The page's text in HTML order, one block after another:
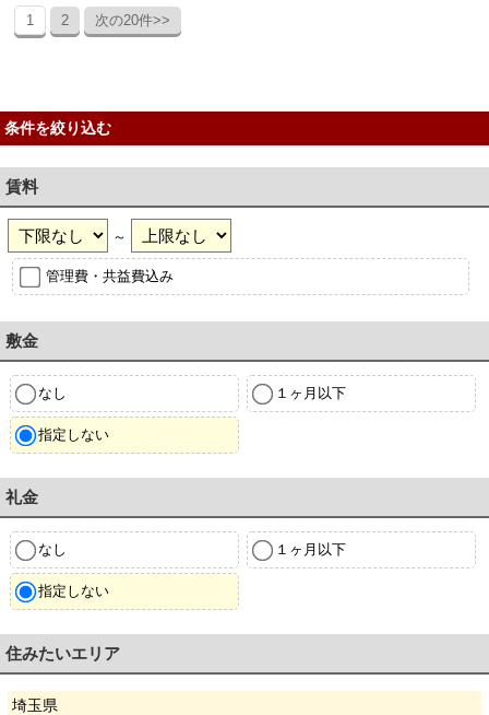
1 2 次の20件>>
条件を絞り込む
賃料
～
管理費・共益費込み
敷金
なし １ヶ月以下
指定しない
礼金
なし １ヶ月以下
指定しない
住みたいエリア
埼玉県